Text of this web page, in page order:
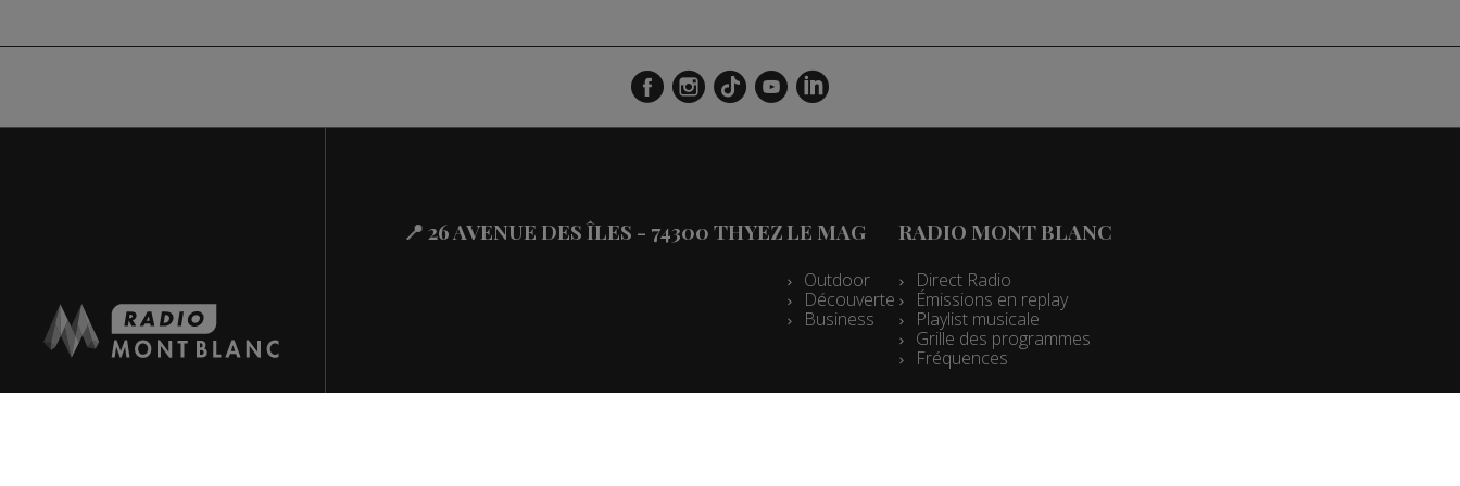
📍 26 AVENUE DES ÎLES - 74300 THYEZLE MAG
Outdoor
Découverte
Business
RADIO MONT BLANC
Direct Radio
Émissions en replay
Playlist musicale
Grille des programmes
Fréquences